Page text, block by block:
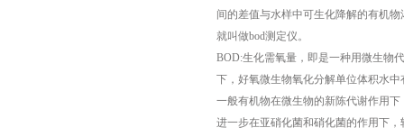
间的差值与水样中可生化降解的有机
就叫做bod测定仪。
BOD:生化需氧量，即是一种用微生物
下，好氧微生物氧化分解单位体积水
一般有机物在微生物的新陈代谢作用
进一步在亚硝化菌和硝化菌的作用下